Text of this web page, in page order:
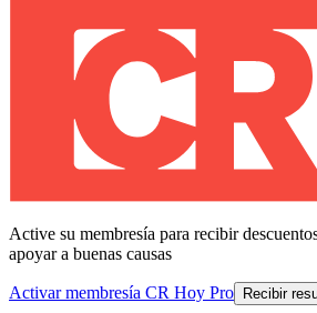
Active su membresía para recibir
apoyar a buenas causas
Activar membresía CR Hoy Pro Recibir